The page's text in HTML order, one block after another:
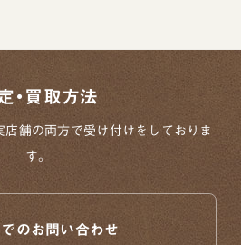
・買取方法
店舗の両方で受け付けをしておりま
す。
のお問い合わせ